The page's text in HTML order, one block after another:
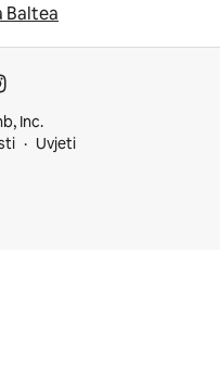
Baltea
Inc.
Uvjeti